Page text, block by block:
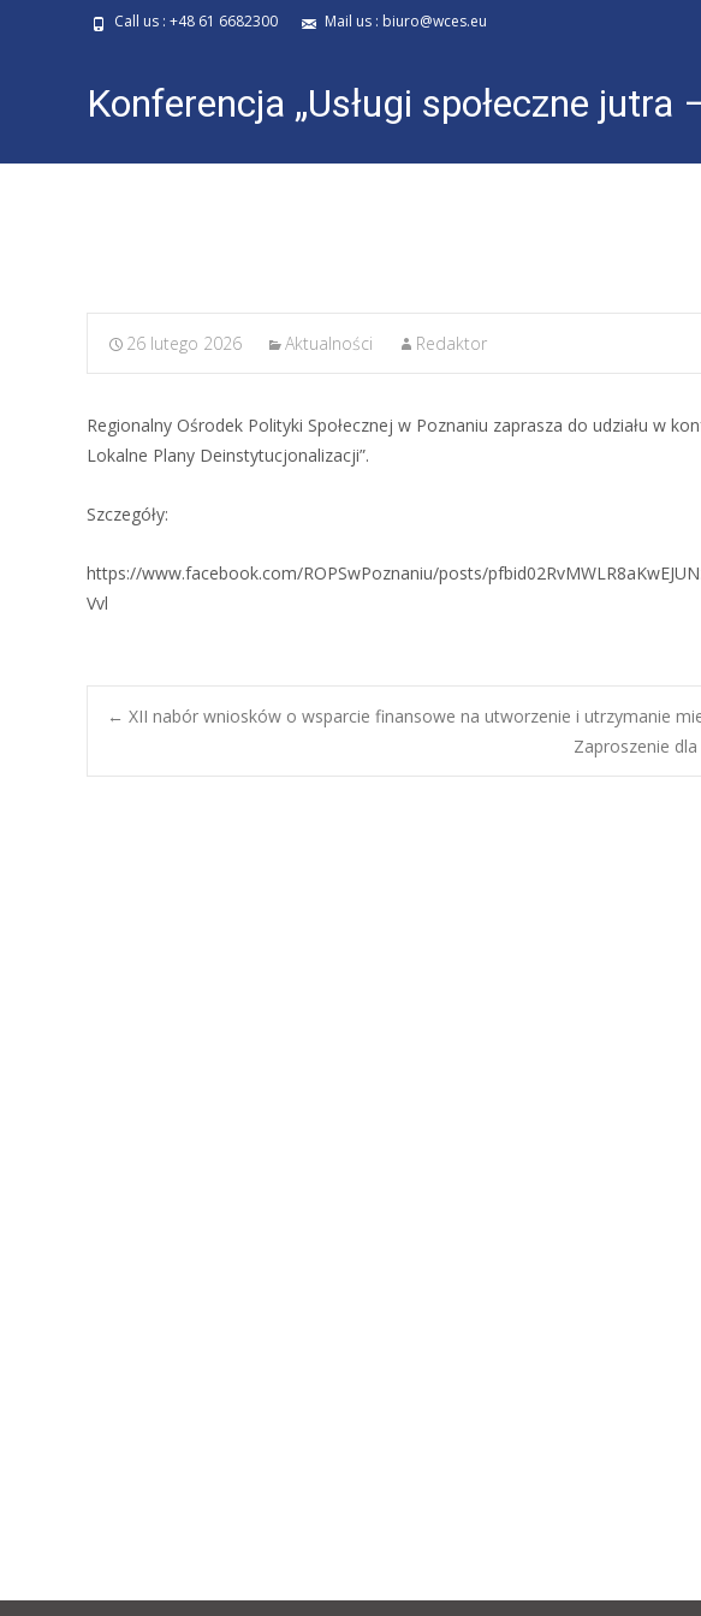
Call us : +48 61 6682300 Mail us : biuro@wces.eu
Konferencja „Usługi społeczne
26 lutego 2026 Aktualności Redaktor
Regionalny Ośrodek Polityki Społecznej w Poznaniu zaprasza do udziału w
Lokalne Plany Deinstytucjonalizacji”.
Szczegóły:
https://www.facebook.com/ROPSwPoznaniu/posts/
Vvl
Post navigation
← XII nabór wniosków o wsparcie finansowe na utworzenie i utrzymanie
Zaproszenie